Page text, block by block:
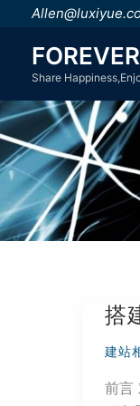
Share
搭
建站
前言